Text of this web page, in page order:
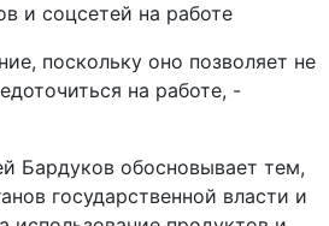
и соцсетей на работе
поскольку оно позволяет не
на работе, -
Бардуков обосновывает тем,
государственной власти и